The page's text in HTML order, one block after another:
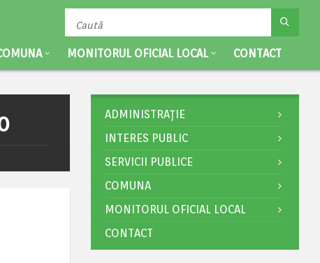
MONITORUL OFICIAL LOCAL CONTACT
ADMINISTRAȚIE
INTERES PUBLIC
SERVICII PUBLICE
COMUNA
MONITORUL OFICIAL LOCAL
CONTACT